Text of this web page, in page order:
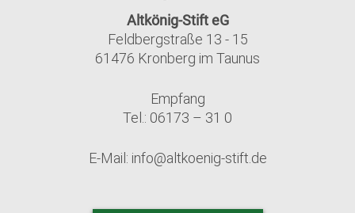
Altkönig-Stift eG
Feldbergstraße 13 - 15
61476 Kronberg im Taunus
Empfang
Tel.: 06173 – 31 0
E-Mail: info@altkoenig-stift.de